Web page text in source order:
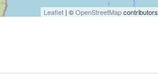
Leaflet | ©OpenStreetMapcontributors